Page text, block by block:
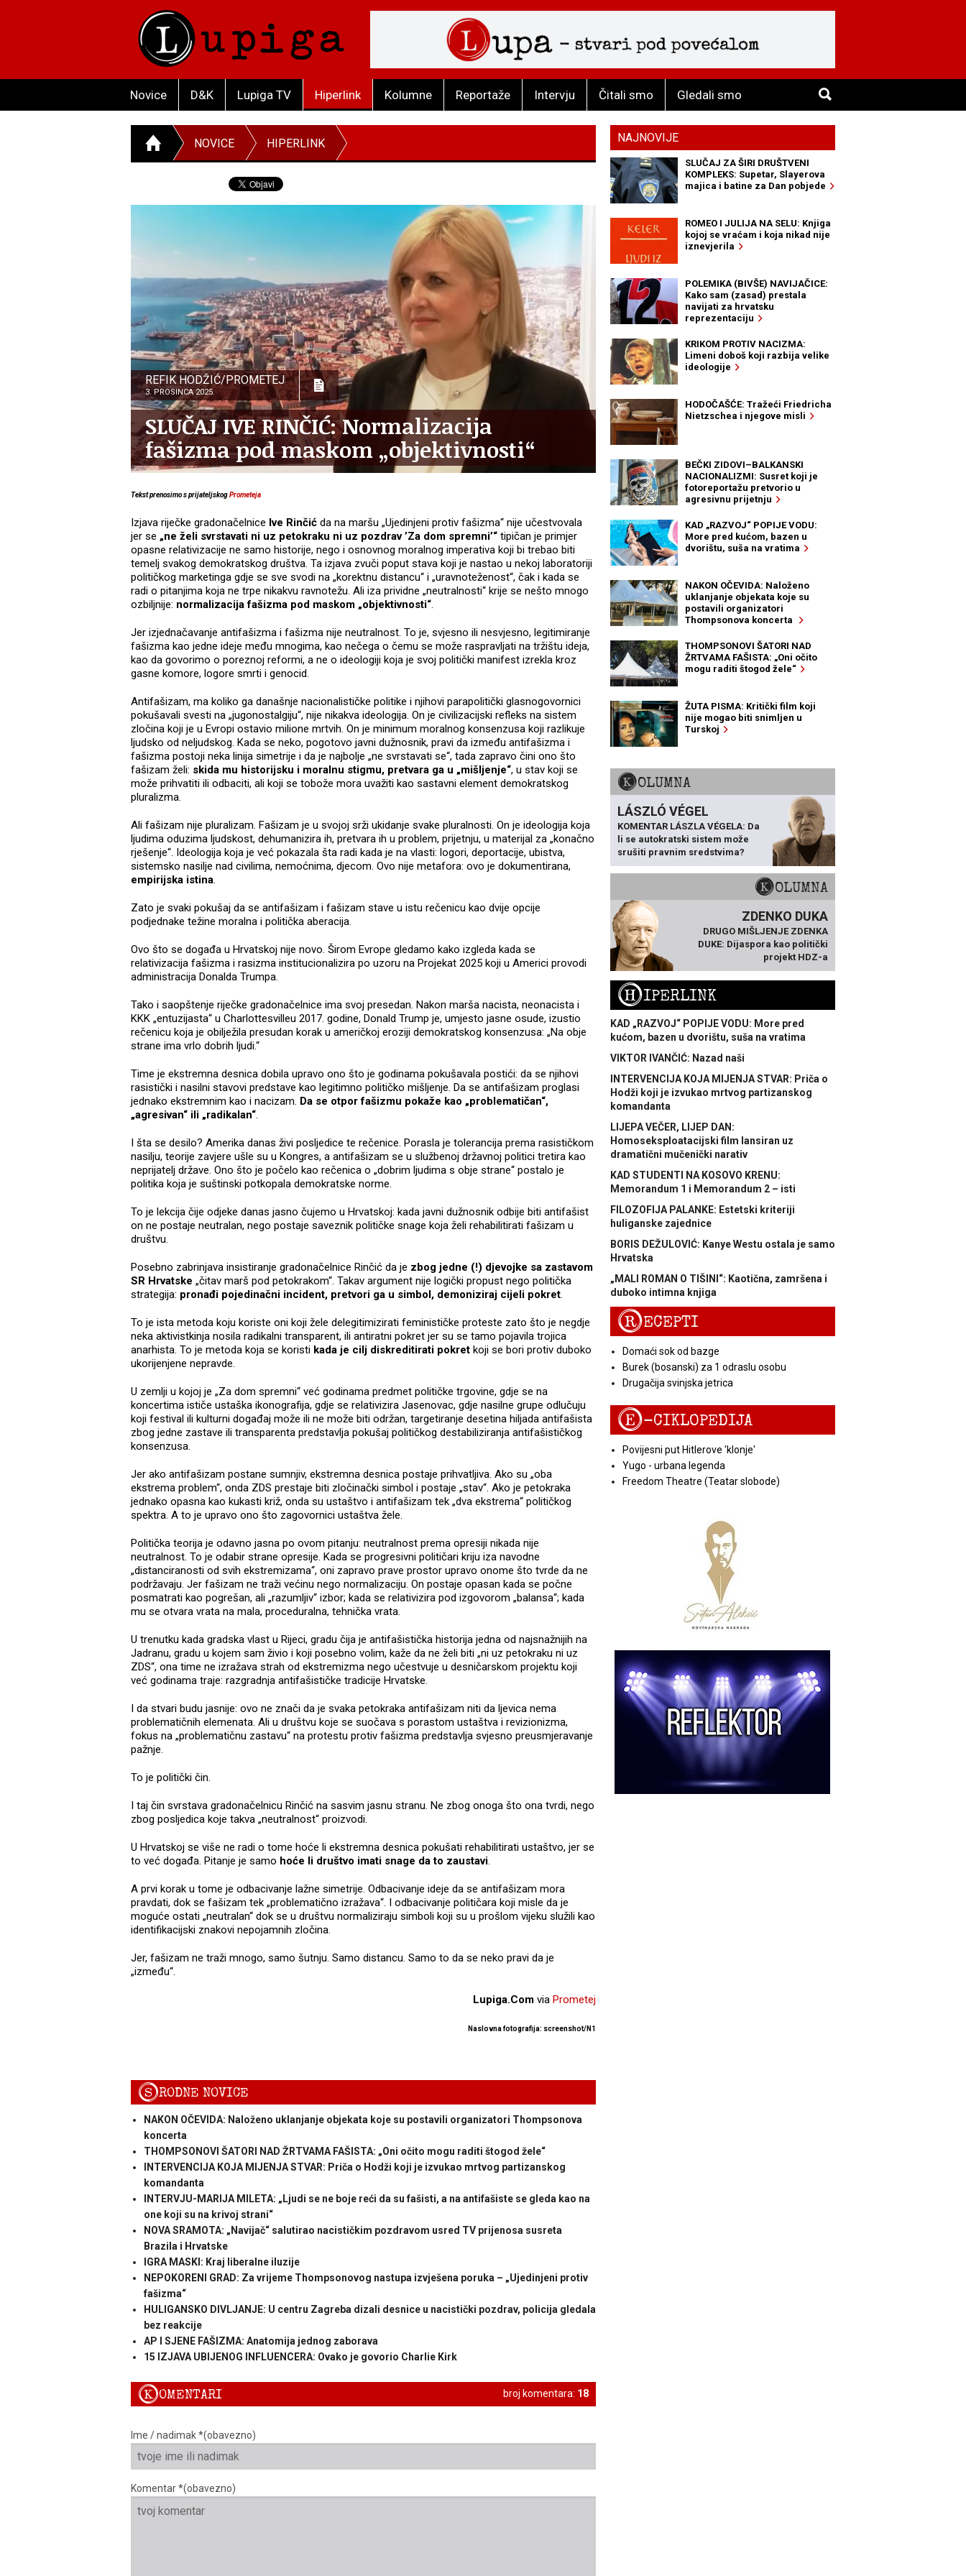
Novice D&K Lupiga TV Hiperlink Kolumne Reportaže Intervju Čitali smo Gledali smo
NOVICE HIPERLINK
REFIK HODŽIĆ/PROMETEJ
3. PROSINCA 2025.
SLUČAJ IVE RINČIĆ: Normalizacija
fašizma pod maskom „objektivnosti“
Tekst prenosimo s prijateljskogPrometeja
Izjava riječke gradonačelnice Ive Rinčić da na maršu „Ujedinjeni protiv fašizma“ nije učestvovala
jer se „ne želi svrstavati ni uz petokraku ni uz pozdrav ’Za dom spremni’“ tipičan je primjer
opasne relativizacije ne samo historije, nego i osnovnog moralnog imperativa koji bi trebao biti
temelj svakog demokratskog društva. Ta izjava zvuči poput stava koji je nastao u nekoj laboratoriji
političkog marketinga gdje se sve svodi na „korektnu distancu“ i „uravnoteženost“, čak i kada se
radi o pitanjima koja ne trpe nikakvu ravnotežu. Ali iza prividne „neutralnosti“ krije se nešto mnogo
ozbiljnije: normalizacija fašizma pod maskom „objektivnosti“.
Jer izjednačavanje antifašizma i fašizma nije neutralnost. To je, svjesno ili nesvjesno, legitimiranje
fašizma kao jedne ideje među mnogima, kao nečega o čemu se može raspravljati na tržištu ideja,
kao da govorimo o poreznoj reformi, a ne o ideologiji koja je svoj politički manifest izrekla kroz
gasne komore, logore smrti i genocid.
Antifašizam, ma koliko ga današnje nacionalističke politike i njihovi parapolitički glasnogovornici
pokušavali svesti na „jugonostalgiju“, nije nikakva ideologija. On je civilizacijski refleks na sistem
zločina koji je u Evropi ostavio milione mrtvih. On je minimum moralnog konsenzusa koji razlikuje
ljudsko od neljudskog. Kada se neko, pogotovo javni dužnosnik, pravi da između antifašizma i
fašizma postoji neka linija simetrije i da je najbolje „ne svrstavati se“, tada zapravo čini ono što
fašizam želi: skida mu historijsku i moralnu stigmu, pretvara ga u „mišljenje“, u stav koji se
može prihvatiti ili odbaciti, ali koji se tobože mora uvažiti kao sastavni element demokratskog
pluralizma.
Ali fašizam nije pluralizam. Fašizam je u svojoj srži ukidanje svake pluralnosti. On je ideologija koja
ljudima oduzima ljudskost, dehumanizira ih, pretvara ih u problem, prijetnju, u materijal za „konačno
rješenje“. Ideologija koja je već pokazala šta radi kada je na vlasti: logori, deportacije, ubistva,
sistemsko nasilje nad civilima, nemoćnima, djecom. Ovo nije metafora: ovo je dokumentirana,
empirijska istina.
Zato je svaki pokušaj da se antifašizam i fašizam stave u istu rečenicu kao dvije opcije
podjednake težine moralna i politička aberacija.
Ovo što se događa u Hrvatskoj nije novo. Širom Evrope gledamo kako izgleda kada se
relativizacija fašizma i rasizma institucionalizira po uzoru na Projekat 2025 koji u Americi provodi
administracija Donalda Trumpa.
Tako i saopštenje riječke gradonačelnice ima svoj presedan. Nakon marša nacista, neonacista i
KKK „entuzijasta“ u Charlottesvilleu 2017. godine, Donald Trump je, umjesto jasne osude, izustio
rečenicu koja je obilježila presudan korak u američkoj eroziji demokratskog konsenzusa: „Na obje
strane ima vrlo dobrih ljudi.“
Time je ekstremna desnica dobila upravo ono što je godinama pokušavala postići: da se njihovi
rasistički i nasilni stavovi predstave kao legitimno političko mišljenje. Da se antifašizam proglasi
jednako ekstremnim kao i nacizam. Da se otpor fašizmu pokaže kao „problematičan“,
„agresivan“ ili „radikalan“.
I šta se desilo? Amerika danas živi posljedice te rečenice. Porasla je tolerancija prema rasističkom
nasilju, teorije zavjere ušle su u Kongres, a antifašizam se u službenoj državnoj politici tretira kao
neprijatelj države. Ono što je počelo kao rečenica o „dobrim ljudima s obje strane“ postalo je
politika koja je suštinski potkopala demokratske norme.
To je lekcija čije odjeke danas jasno čujemo u Hrvatskoj: kada javni dužnosnik odbije biti antifašist
on ne postaje neutralan, nego postaje saveznik političke snage koja želi rehabilitirati fašizam u
društvu.
Posebno zabrinjava insistiranje gradonačelnice Rinčić da je zbog jedne (!) djevojke sa zastavom
SR Hrvatske „čitav marš pod petokrakom“. Takav argument nije logički propust nego politička
strategija: pronađi pojedinačni incident, pretvori ga u simbol, demoniziraj cijeli pokret.
To je ista metoda koju koriste oni koji žele delegitimizirati feminističke proteste zato što je negdje
neka aktivistkinja nosila radikalni transparent, ili antiratni pokret jer su se tamo pojavila trojica
anarhista. To je metoda koja se koristi kada je cilj diskreditirati pokret koji se bori protiv duboko
ukorijenjene nepravde.
U zemlji u kojoj je „Za dom spremni“ već godinama predmet političke trgovine, gdje se na
koncertima ističe ustaška ikonografija, gdje se relativizira Jasenovac, gdje nasilne grupe odlučuju
koji festival ili kulturni događaj može ili ne može biti održan, targetiranje desetina hiljada antifašista
zbog jedne zastave ili transparenta predstavlja pokušaj političkog destabiliziranja antifašističkog
konsenzusa.
Jer ako antifašizam postane sumnjiv, ekstremna desnica postaje prihvatljiva. Ako su „oba
ekstrema problem“, onda ZDS prestaje biti zločinački simbol i postaje „stav“. Ako je petokraka
jednako opasna kao kukasti križ, onda su ustaštvo i antifašizam tek „dva ekstrema“ političkog
spektra. A to je upravo ono što zagovornici ustaštva žele.
Politička teorija je odavno jasna po ovom pitanju: neutralnost prema opresiji nikada nije
neutralnost. To je odabir strane opresije. Kada se progresivni političari kriju iza navodne
„distanciranosti od svih ekstremizama“, oni zapravo prave prostor upravo onome što tvrde da ne
podržavaju. Jer fašizam ne traži većinu nego normalizaciju. On postaje opasan kada se počne
posmatrati kao pogrešan, ali „razumljiv“ izbor; kada se relativizira pod izgovorom „balansa“; kada
mu se otvara vrata na mala, proceduralna, tehnička vrata.
U trenutku kada gradska vlast u Rijeci, gradu čija je antifašistička historija jedna od najsnažnijih na
Jadranu, gradu u kojem sam živio i koji posebno volim, kaže da ne želi biti „ni uz petokraku ni uz
ZDS“, ona time ne izražava strah od ekstremizma nego učestvuje u desničarskom projektu koji
već godinama traje: razgradnja antifašističke tradicije Hrvatske.
I da stvari budu jasnije: ovo ne znači da je svaka petokraka antifašizam niti da ljevica nema
problematičnih elemenata. Ali u društvu koje se suočava s porastom ustaštva i revizionizma,
fokus na „problematičnu zastavu“ na protestu protiv fašizma predstavlja svjesno preusmjeravanje
pažnje.
To je politički čin.
I taj čin svrstava gradonačelnicu Rinčić na sasvim jasnu stranu. Ne zbog onoga što ona tvrdi, nego
zbog posljedica koje takva „neutralnost“ proizvodi.
U Hrvatskoj se više ne radi o tome hoće li ekstremna desnica pokušati rehabilitirati ustaštvo, jer se
to već događa. Pitanje je samo hoće li društvo imati snage da to zaustavi.
A prvi korak u tome je odbacivanje lažne simetrije. Odbacivanje ideje da se antifašizam mora
pravdati, dok se fašizam tek „problematično izražava“. I odbacivanje političara koji misle da je
moguće ostati „neutralan“ dok se u društvu normaliziraju simboli koji su u prošlom vijeku služili kao
identifikacijski znakovi nepojamnih zločina.
Jer, fašizam ne traži mnogo, samo šutnju. Samo distancu. Samo to da se neko pravi da je
„između“.
Lupiga.Com via Prometej
Naslovna fotografija: screenshot/N1
SRODNE NOVICE
NAKON OČEVIDA: Naloženo uklanjanje objekata koje su postavili organizatori Thompsonova
koncerta
THOMPSONOVI ŠATORI NAD ŽRTVAMA FAŠISTA: „Oni očito mogu raditi štogod žele“
INTERVENCIJA KOJA MIJENJA STVAR: Priča o Hodži koji je izvukao mrtvog partizanskog
komandanta
INTERVJU-MARIJA MILETA: „Ljudi se ne boje reći da su fašisti, a na antifašiste se gleda kao na
one koji su na krivoj strani“
NOVA SRAMOTA: „Navijač“ salutirao nacističkim pozdravom usred TV prijenosa susreta
Brazila i Hrvatske
IGRA MASKI: Kraj liberalne iluzije
NEPOKORENI GRAD: Za vrijeme Thompsonovog nastupa izvješena poruka – „Ujedinjeni protiv
fašizma“
HULIGANSKO DIVLJANJE: U centru Zagreba dizali desnice u nacistički pozdrav, policija gledala
bez reakcije
AP I SJENE FAŠIZMA: Anatomija jednog zaborava
15 IZJAVA UBIJENOG INFLUENCERA: Ovako je govorio Charlie Kirk
broj komentara: 18
KOMENTARI
Ime / nadimak *(obavezno)
Komentar *(obavezno)
NAJNOVIJE
SLUČAJ ZA ŠIRI DRUŠTVENI
KOMPLEKS: Supetar, Slayerova
majica i batine za Dan pobjede
ROMEO I JULIJA NA SELU: Knjiga
kojoj se vraćam i koja nikad nije
iznevjerila
POLEMIKA (BIVŠE) NAVIJAČICE:
Kako sam (zasad) prestala
navijati za hrvatsku
reprezentaciju
KRIKOM PROTIV NACIZMA:
Limeni doboš koji razbija velike
ideologije
HODOČAŠĆE: Tražeći Friedricha
Nietzschea i njegove misli
BEČKI ZIDOVI–BALKANSKI
NACIONALIZMI: Susret koji je
fotoreportažu pretvorio u
agresivnu prijetnju
KAD „RAZVOJ“ POPIJE VODU:
More pred kućom, bazen u
dvorištu, suša na vratima
NAKON OČEVIDA: Naloženo
uklanjanje objekata koje su
postavili organizatori
Thompsonova koncerta
THOMPSONOVI ŠATORI NAD
ŽRTVAMA FAŠISTA: „Oni očito
mogu raditi štogod žele“
ŽUTA PISMA: Kritički film koji
nije mogao biti snimljen u
Turskoj
KOLUMNA
LÁSZLÓ VÉGEL
KOMENTAR LÁSZLA VÉGELA: Da
li se autokratski sistem može
srušiti pravnim sredstvima?
KOLUMNA
ZDENKO DUKA
DRUGO MIŠLJENJE ZDENKA
DUKE: Dijaspora kao politički
projekt HDZ-a
HIPERLINK
KAD „RAZVOJ“ POPIJE VODU: More pred
kućom, bazen u dvorištu, suša na vratima
VIKTOR IVANČIĆ: Nazad naši
INTERVENCIJA KOJA MIJENJA STVAR: Priča o
Hodži koji je izvukao mrtvog partizanskog
komandanta
LIJEPA VEČER, LIJEP DAN:
Homoseksploatacijski film lansiran uz
dramatični mučenički narativ
KAD STUDENTI NA KOSOVO KRENU:
Memorandum 1 i Memorandum 2 – isti
FILOZOFIJA PALANKE: Estetski kriteriji
huliganske zajednice
BORIS DEŽULOVIĆ: Kanye Westu ostala je samo
Hrvatska
„MALI ROMAN O TIŠINI“: Kaotična, zamršena i
duboko intimna knjiga
RECEPTI
Domaći sok od bazge
Burek (bosanski) za 1 odraslu osobu
Drugačija svinjska jetrica
E-CIKLOPEDIJA
Povijesni put Hitlerove 'klonje'
Yugo - urbana legenda
Freedom Theatre (Teatar slobode)